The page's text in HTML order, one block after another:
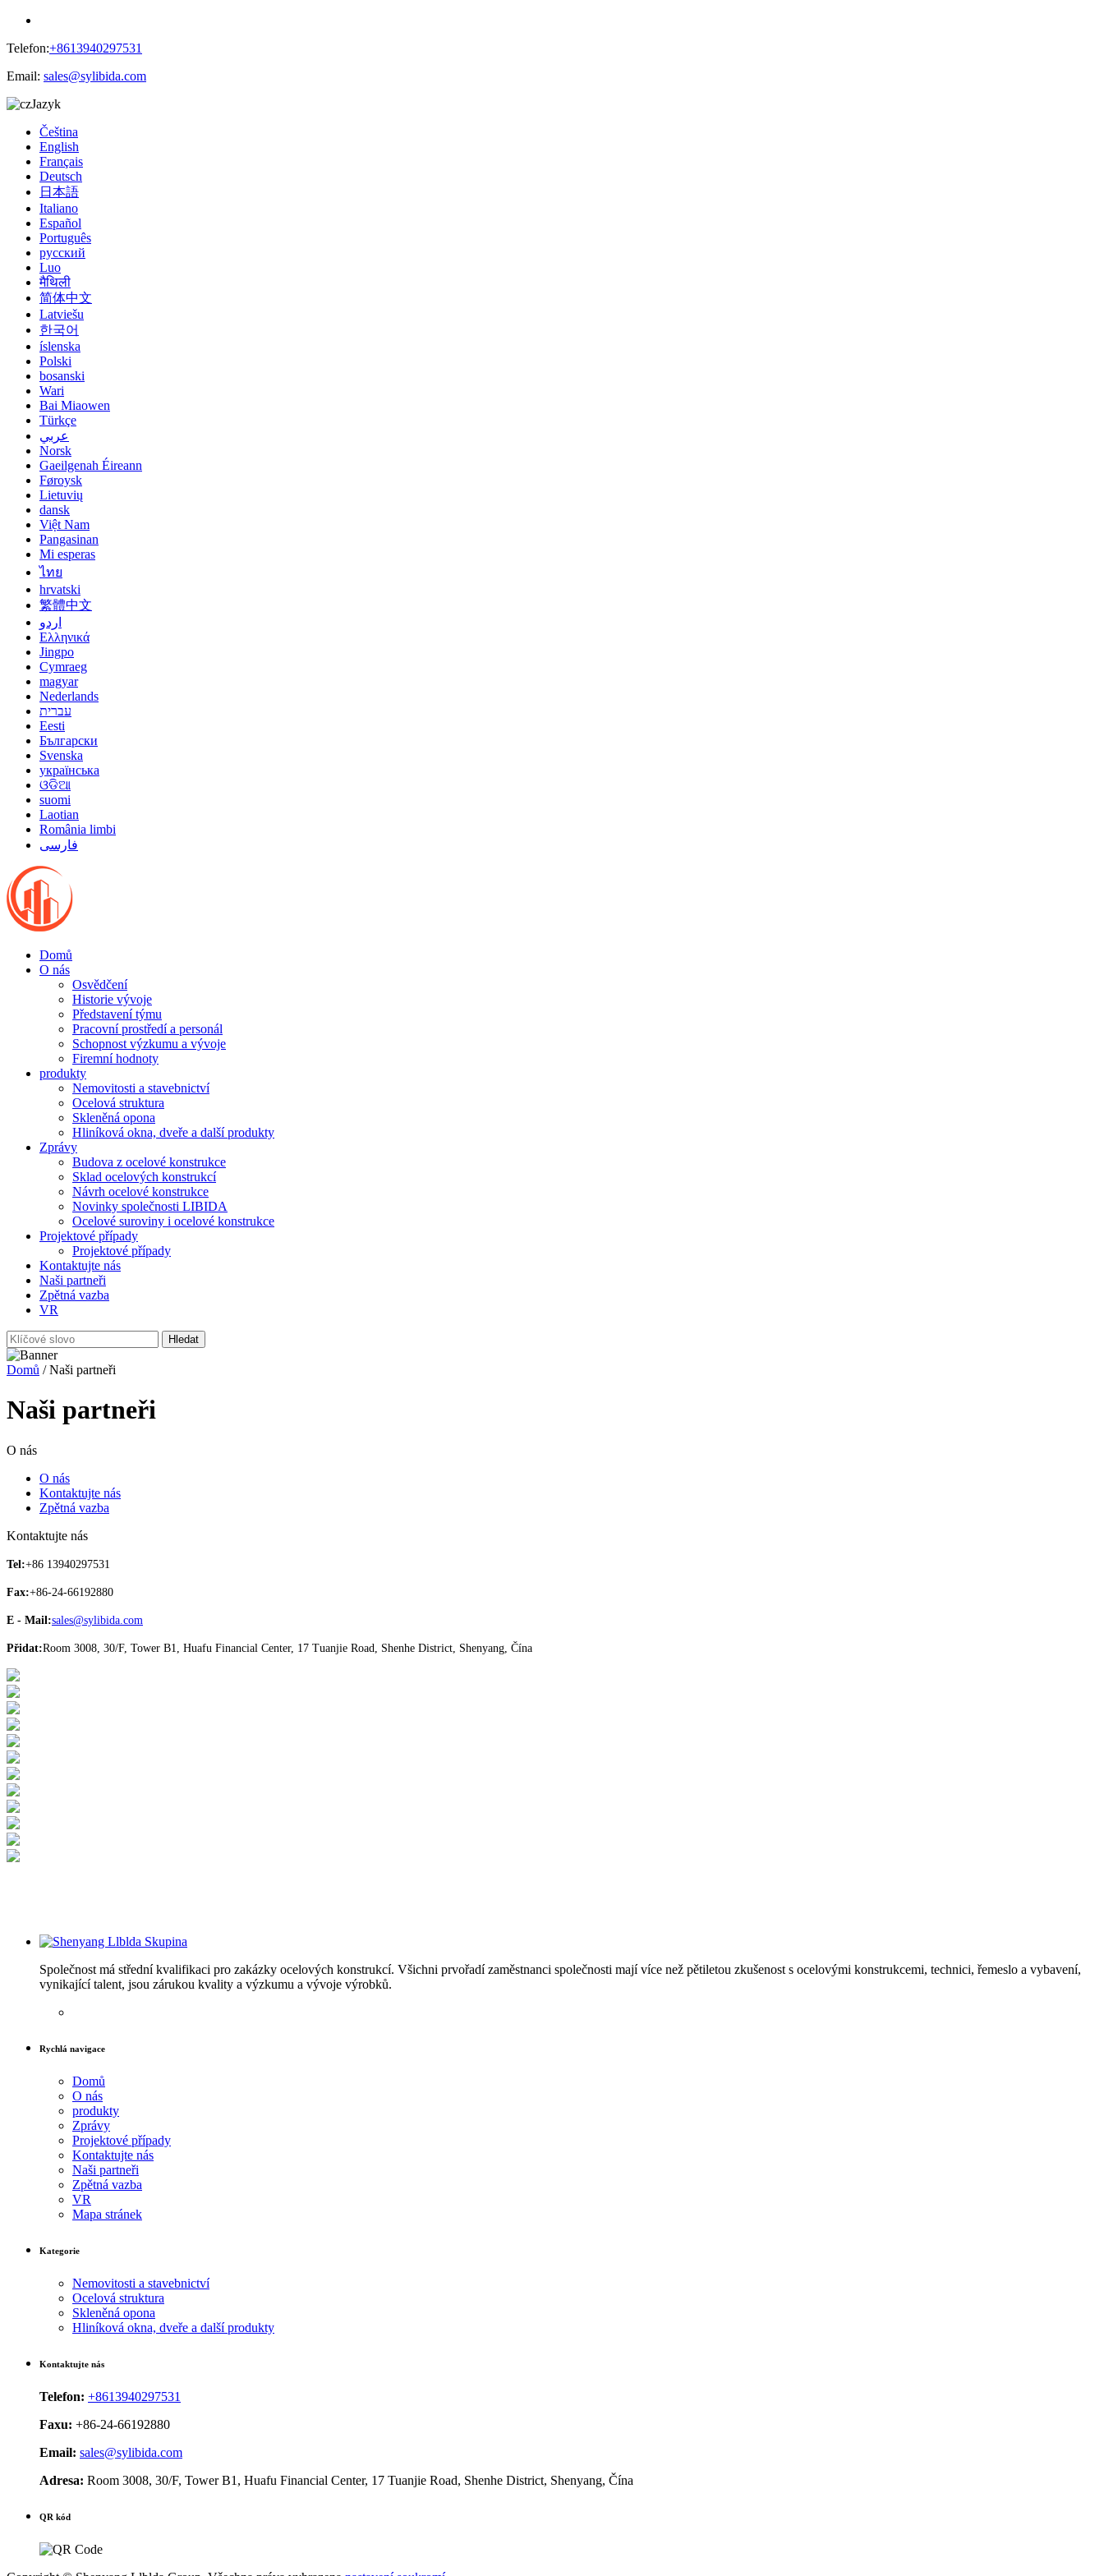
Telefon:+8613940297531
Email: sales@sylibida.com
Jazyk
Čeština
English
Français
Deutsch
日本語
Italiano
Español
Português
русский
Luo
मैथिली
简体中文
Latviešu
한국어
íslenska
Polski
bosanski
Wari
Bai Miaowen
Türkçe
عربي
Norsk
Gaeilgenah Éireann
Føroysk
Lietuvių
dansk
Việt Nam
Pangasinan
Mi esperas
ไทย
hrvatski
繁體中文
اردو
Ελληνικά
Jingpo
Cymraeg
magyar
Nederlands
עברית
Eesti
Български
Svenska
українська
ଓଡିଆ
suomi
Laotian
România limbi
فارسی
Domů
O nás
Osvědčení
Historie vývoje
Představení týmu
Pracovní prostředí a personál
Schopnost výzkumu a vývoje
Firemní hodnoty
produkty
Nemovitosti a stavebnictví
Ocelová struktura
Skleněná opona
Hliníková okna, dveře a další produkty
Zprávy
Budova z ocelové konstrukce
Sklad ocelových konstrukcí
Návrh ocelové konstrukce
Novinky společnosti LIBIDA
Ocelové suroviny i ocelové konstrukce
Projektové případy
Projektové případy
Kontaktujte nás
Naši partneři
Zpětná vazba
VR
Domů / Naši partneři
Naši partneři
O nás
O nás
Kontaktujte nás
Zpětná vazba
Kontaktujte nás
Tel:+86 13940297531
Fax:+86-24-66192880
E - Mail:sales@sylibida.com
Přidat:Room 3008, 30/F, Tower B1, Huafu Financial Center, 17 Tuanjie Road, Shenhe District, Shenyang, Čína
Společnost má střední kvalifikaci pro zakázky ocelových konstrukcí. Všichni prvořadí zaměstnanci společnosti mají více než pětiletou zkušenost s ocelovými konstrukcemi, technici, řemeslo a vybavení,
vynikající talent, jsou zárukou kvality a výzkumu a vývoje výrobků.
Rychlá navigace
Domů
O nás
produkty
Zprávy
Projektové případy
Kontaktujte nás
Naši partneři
Zpětná vazba
VR
Mapa stránek
Kategorie
Nemovitosti a stavebnictví
Ocelová struktura
Skleněná opona
Hliníková okna, dveře a další produkty
Kontaktujte nás
Telefon: +8613940297531
Faxu: +86-24-66192880
Email: sales@sylibida.com
Adresa: Room 3008, 30/F, Tower B1, Huafu Financial Center, 17 Tuanjie Road, Shenhe District, Shenyang, Čína
QR kód